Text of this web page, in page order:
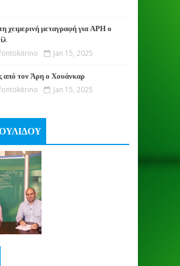
χειμερινή μεταγραφή για ΑΡΗ ο
Jan 15, 2025
από τον Άρη ο Χουάνκαρ
Jan 15, 2025